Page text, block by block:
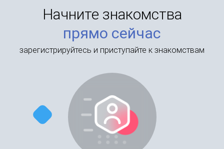
Начните знакомства
прямо сейчас
зарегистрируйтесь и приступайте к знакомствам